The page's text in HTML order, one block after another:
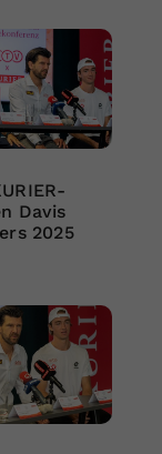
Davis
2025